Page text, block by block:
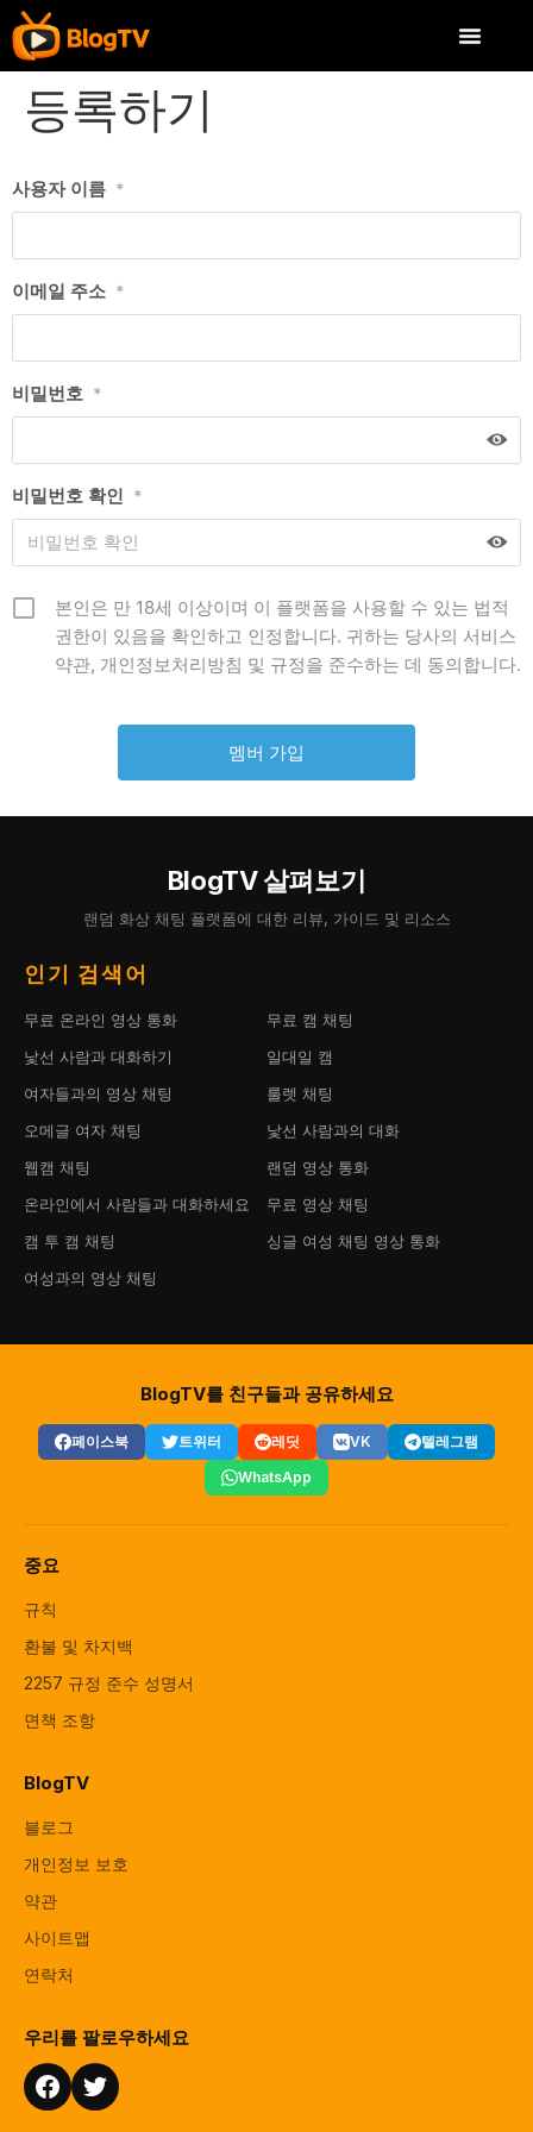
등록하기
사용자 이름 *
이메일 주소 *
비밀번호 *
비밀번호 확인 *
본인은 만 18세 이상이며 이 플랫폼을 사용할 수 있는 법적
권한이 있음을 확인하고 인정합니다. 귀하는 당사의 서비스
약관, 개인정보처리방침 및 규정을 준수하는 데 동의합니다.
BlogTV 살펴보기
랜덤 화상 채팅 플랫폼에 대한 리뷰, 가이드 및 리소스
인기 검색어
무료 온라인 영상 통화 무료 캠 채팅
낯선 사람과 대화하기 일대일 캠
여자들과의 영상 채팅 룰렛 채팅
오메글 여자 채팅 낯선 사람과의 대화
웹캠 채팅 랜덤 영상 통화
온라인에서 사람들과 대화하세요 무료 영상 채팅
캠 투 캠 채팅 싱글 여성 채팅 영상 통화
여성과의 영상 채팅
BlogTV를 친구들과 공유하세요
페이스북 트위터 레딧 VK
텔레그램
WhatsApp
중요
규칙
환불 및 차지백
2257 규정 준수 성명서
면책 조항
BlogTV
블로그
개인정보 보호
약관
사이트맵
연락처
우리를 팔로우하세요